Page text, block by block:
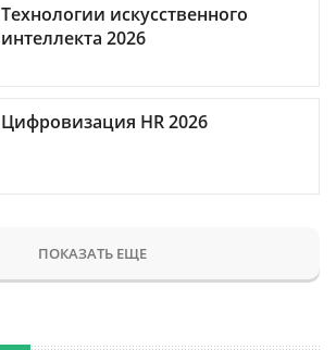
Технологии искусственного
интеллекта 2026
Цифровизация HR 2026
ПОКАЗАТЬ ЕЩЕ